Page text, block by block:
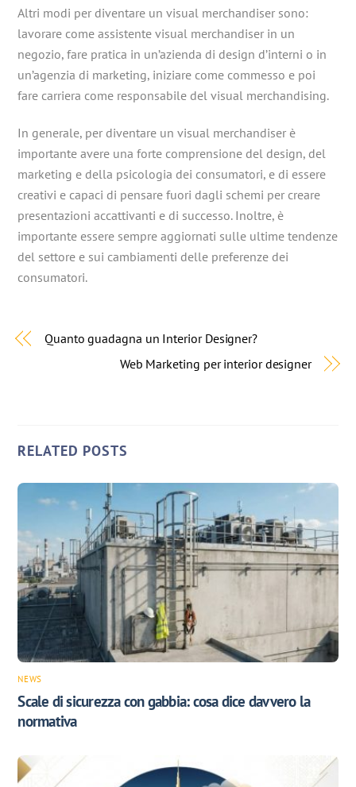
Altri modi per diventare un visual merchandiser sono:
lavorare come assistente visual merchandiser in un
negozio, fare pratica in un’azienda di design d’interni o in
un’agenzia di marketing, iniziare come commesso e poi
fare carriera come responsabile del visual merchandising.
In generale, per diventare un visual merchandiser è
importante avere una forte comprensione del design, del
marketing e della psicologia dei consumatori, e di essere
creativi e capaci di pensare fuori dagli schemi per creare
presentazioni accattivanti e di successo. Inoltre, è
importante essere sempre aggiornati sulle ultime tendenze
del settore e sui cambiamenti delle preferenze dei
consumatori.
Quanto guadagna un Interior Designer?
Web Marketing per interior designer
RELATED POSTS
NEWS
Scale di sicurezza con gabbia: cosa dice davvero la
normativa